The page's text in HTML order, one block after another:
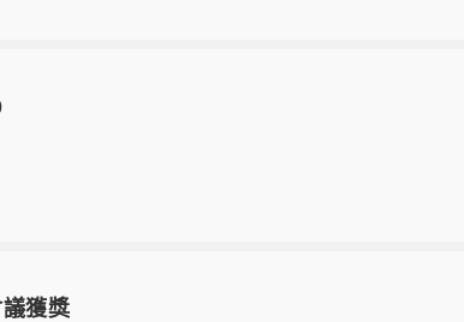
獲獎